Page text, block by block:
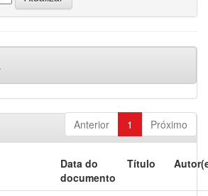
Anterior 1 Próximo
Data do
documento
Título